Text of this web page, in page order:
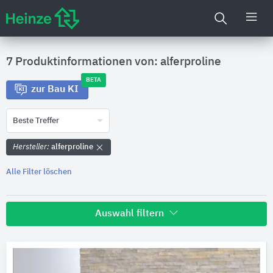
7 Produktinformationen von: alferproline
zur Bau KI
BETA
Beste Treffer
Hersteller: alferproline
Alle Filter löschen
Auswahl filtern